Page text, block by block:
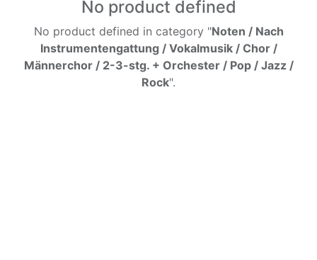
No product defined
No product defined in category "Noten / Nach
Instrumentengattung / Vokalmusik / Chor /
Männerchor / 2-3-stg. + Orchester / Pop / Jazz /
Rock".